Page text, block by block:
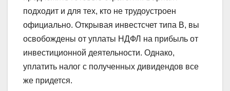
подходит и для тех, кто не трудоустроен
официально. Открывая инвестсчет типа В, вы
освобождены от уплаты НДФЛ на прибыль от
инвестиционной деятельности. Однако,
уплатить налог с полученных дивидендов все
же придется.